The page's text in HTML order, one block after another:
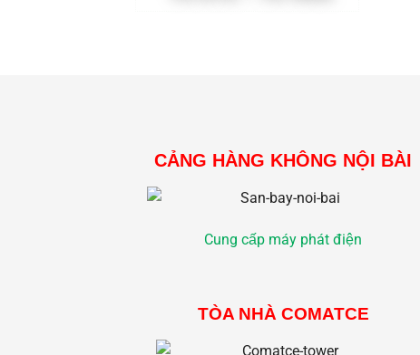
CẢNG HÀNG KHÔNG NỘI BÀI
Cung cấp máy phát điện
TÒA NHÀ COMATCE